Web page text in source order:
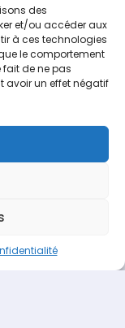
des
et/ou accéder aux
à ces technologies
le comportement
fait de ne pas
avoir un effet négatif